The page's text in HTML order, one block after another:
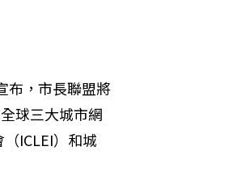
布，市長聯盟將
球三大城市網
ICLEI）和城